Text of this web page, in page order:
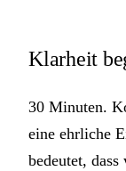
Klarheit
30 Minuten.
eine ehrliche
bedeutet,